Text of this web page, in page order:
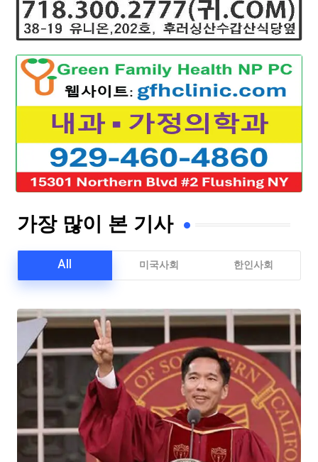
가장 많이 본 기사
All 미국사회 한인사회